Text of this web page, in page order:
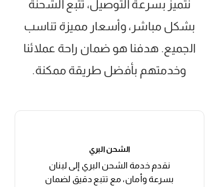
نتميز بسرعة التوصيل، تتبع الشحنة
بشكل مباشر، وأسعار مميزة تناسب
الجميع. هدفنا هو ضمان راحة عملائنا
وخدمتهم بأفضل طريقة ممكنة.
الشحن البري
نقدم خدمة الشحن البري إلى لبنان
بسرعة وأمان، مع تتبع دقيق لضمان